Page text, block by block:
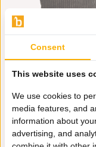
45x45 CM
Laat je huis schitteren
deze prachtige
Niet op voorraad
5,95
Consent
This website uses
We use cookies to
media features, and
information about
advertising, and